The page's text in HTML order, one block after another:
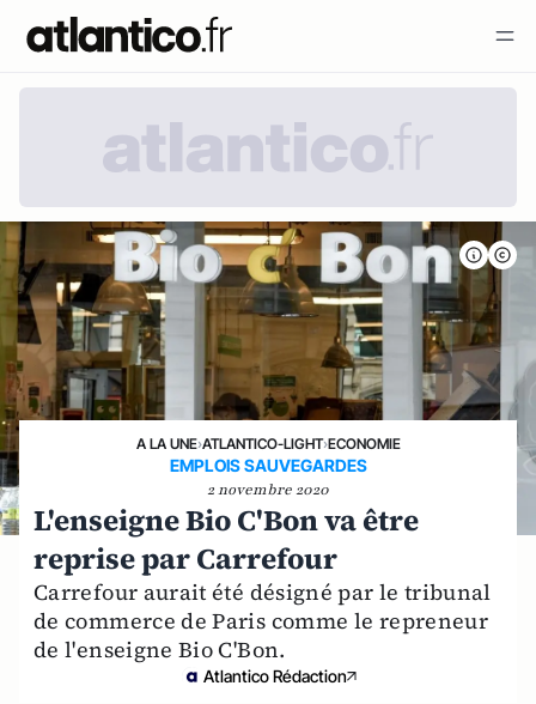
A LA UNE›ATLANTICO-LIGHT›ECONOMIE
EMPLOIS SAUVEGARDES
2 novembre 2020
L'enseigne Bio C'Bon va être
reprise par Carrefour
Carrefour aurait été désigné par le tribunal
de commerce de Paris comme le repreneur
de l'enseigne Bio C'Bon.
Atlantico Rédaction